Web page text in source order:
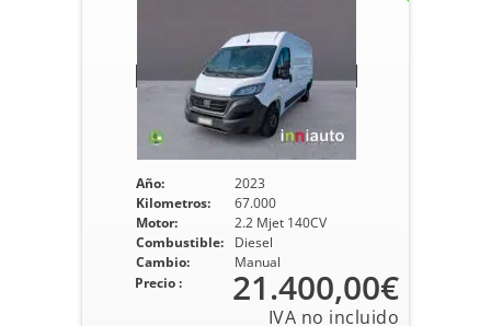
Año:
2023
Kilometros:
67.000
Motor:
2.2 Mjet 140CV
Combustible:
Diesel
Cambio:
Manual
Precio : 21.400,00€